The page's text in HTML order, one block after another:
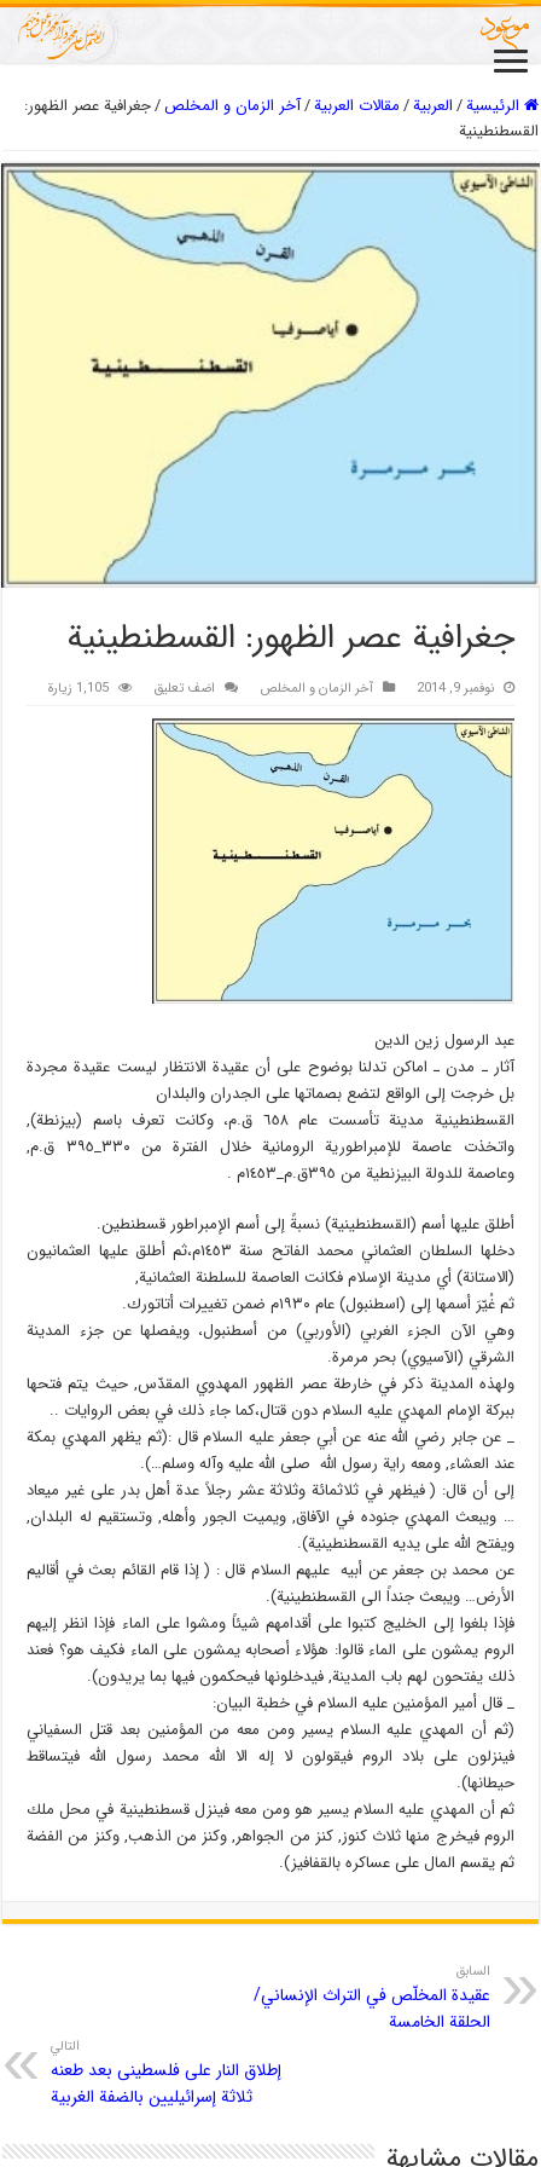
الرئيسية/العربیة/مقالات العربیة/آخر الزمان و المخلص/جغرافية عصر الظهور:
القسطنطينية
جغرافية عصر الظهور: القسطنطينية
نوفمبر 9, 2014 آخر الزمان و المخلص اضف تعليق 1,105 زيارة
عبد الرسول زين الدين
آثار ـ مدن ـ اماكن تدلنا بوضوح على أن عقيدة الانتظار ليست عقيدة مجردة
بل خرجت إلى الواقع لتضع بصماتها على الجدران والبلدان
القسطنطينية مدينة تأسست عام ٦٥٨ ق.م، وكانت تعرف باسم (بيزنطة),
واتخذت عاصمة للإمبراطورية الرومانية خلال الفترة من ٣٣٠_٣٩٥ ق.م,
وعاصمة للدولة البيزنطية من ٣٩٥ق.م_١٤٥٣م .
أطلق عليها أسم (القسطنطينية) نسبةً إلى أسم الإمبراطور قسطنطين.
دخلها السلطان العثماني محمد الفاتح سنة ١٤٥٣م،ثم أطلق عليها العثمانيون
(الاستانة) أي مدينة الإسلام فكانت العاصمة للسلطنة العثمانية,
ثم غُيّرَ أسمها إلى (اسطنبول) عام ١٩٣٠م ضمن تغييرات أتاتورك.
وهي الآن الجزء الغربي (الأوربي) من أسطنبول، ويفصلها عن جزء المدينة
الشرقي (الآسيوي) بحر مرمرة.
ولهذه المدينة ذكر في خارطة عصر الظهور المهدوي المقدّس, حيث يتم فتحها
ببركة الإمام المهدي عليه السلام دون قتال،كما جاء ذلك في بعض الروايات ..
_ عن جابر رضي الله عنه عن أبي جعفر عليه السلام قال :(ثم يظهر المهدي بمكة
عند العشاء, ومعه راية رسول الله صلى الله عليه وآله وسلم…).
إلى أن قال: ( فيظهر في ثلاثمائة وثلاثة عشر رجلاً عدة أهل بدر على غير ميعاد
… ويبعث المهدي جنوده في الآفاق, ويميت الجور وأهله, وتستقيم له البلدان,
ويفتح الله على يديه القسطنطينية).
عن محمد بن جعفر عن أبيه عليهم السلام قال : ( إذا قام القائم بعث في أقاليم
الأرض… ويبعث جنداً الى القسطنطينية).
فإذا بلغوا إلى الخليج كتبوا على أقدامهم شيئاً ومشوا على الماء فإذا انظر إليهم
الروم يمشون على الماء قالوا: هؤلاء أصحابه يمشون على الماء فكيف هو؟ فعند
ذلك يفتحون لهم باب المدينة, فيدخلونها فيحكمون فيها بما يريدون).
_ قال أمير المؤمنين عليه السلام في خطبة البيان:
(ثم أن المهدي عليه السلام يسير ومن معه من المؤمنين بعد قتل السفياني
فينزلون على بلاد الروم فيقولون لا إله الا الله محمد رسول الله فيتساقط
حيطانها).
ثم أن المهدي عليه السلام يسير هو ومن معه فينزل قسطنطينية في محل ملك
الروم فيخرج منها ثلاث كنوز, كنز من الجواهر, وكنز من الذهب, وكنز من الفضة
ثم يقسم المال على عساكره بالقفافيز).
السابق
عقيدة المخلّص في التراث الإنساني/
الحلقة الخامسة
التالي
إطلاق النار على فلسطينى بعد طعنه
ثلاثة إسرائيليين بالضفة الغربية
مقالات مشابهة